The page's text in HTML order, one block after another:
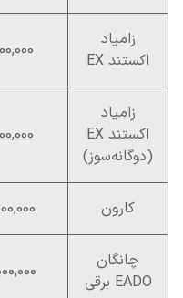
زامیاد
اکستند EX
زامیاد
اکستند EX
(دوگانه‌سوز)
کارون
چانگان
EADO برقی